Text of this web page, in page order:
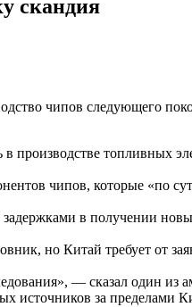
скандия
чипов следующего
производстве топливных
чипов, которые «по
в получении
но Китай требует от
— сказал один из
источников за пределами